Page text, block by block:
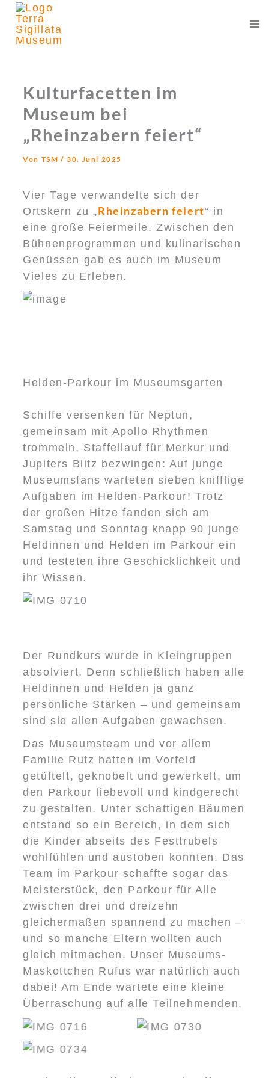
Zum
Inhalt
springen
Kulturfacetten im
Museum bei
„Rheinzabern feiert“
Von TSM/30. Juni 2025
Vier Tage verwandelte sich der
Ortskern zu „Rheinzabern feiert“ in
eine große Feiermeile. Zwischen den
Bühnenprogrammen und kulinarischen
Genüssen gab es auch im Museum
Vieles zu Erleben.
Helden-Parkour im Museumsgarten
Schiffe versenken für Neptun,
gemeinsam mit Apollo Rhythmen
trommeln, Staffellauf für Merkur und
Jupiters Blitz bezwingen: Auf junge
Museumsfans warteten sieben knifflige
Aufgaben im Helden-Parkour! Trotz
der großen Hitze fanden sich am
Samstag und Sonntag knapp 90 junge
Heldinnen und Helden im Parkour ein
und testeten ihre Geschicklichkeit und
ihr Wissen.
Der Rundkurs wurde in Kleingruppen
absolviert. Denn schließlich haben alle
Heldinnen und Helden ja ganz
persönliche Stärken – und gemeinsam
sind sie allen Aufgaben gewachsen.
Das Museumsteam und vor allem
Familie Rutz hatten im Vorfeld
getüftelt, geknobelt und gewerkelt, um
den Parkour liebevoll und kindgerecht
zu gestalten. Unter schattigen Bäumen
entstand so ein Bereich, in dem sich
die Kinder abseits des Festtrubels
wohlfühlen und austoben konnten. Das
Team im Parkour schaffte sogar das
Meisterstück, den Parkour für Alle
zwischen drei und dreizehn
gleichermaßen spannend zu machen –
und so manche Eltern wollten auch
gleich mitmachen. Unser Museums-
Maskottchen Rufus war natürlich auch
dabei! Am Ende wartete eine kleine
Überraschung auf alle Teilnehmenden.
Rufus wacht über
den Parkour
Diese Flotte galt
es zu versenken
– ohne die
Vulcanus hat
Minervas Schild
schon fast fertig